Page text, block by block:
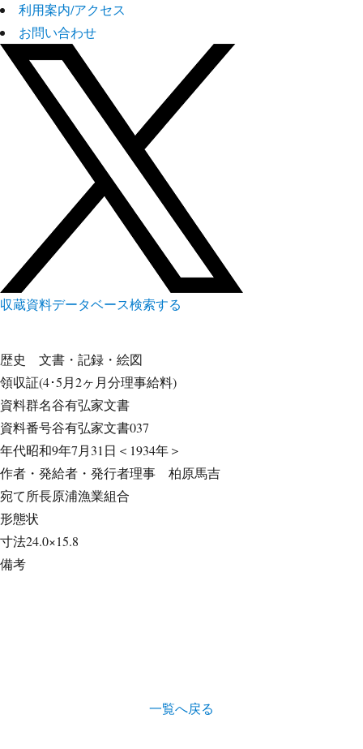
利用案内/アクセス
お問い合わせ
収蔵資料データベース検索する
歴史 文書・記録・絵図
領収証(4･5月2ヶ月分理事給料)
資料群名谷有弘家文書
資料番号谷有弘家文書037
年代昭和9年7月31日＜1934年＞
作者・発給者・発行者理事 柏原馬吉
宛て所長原浦漁業組合
形態状
寸法24.0×15.8
備考
一覧へ戻る